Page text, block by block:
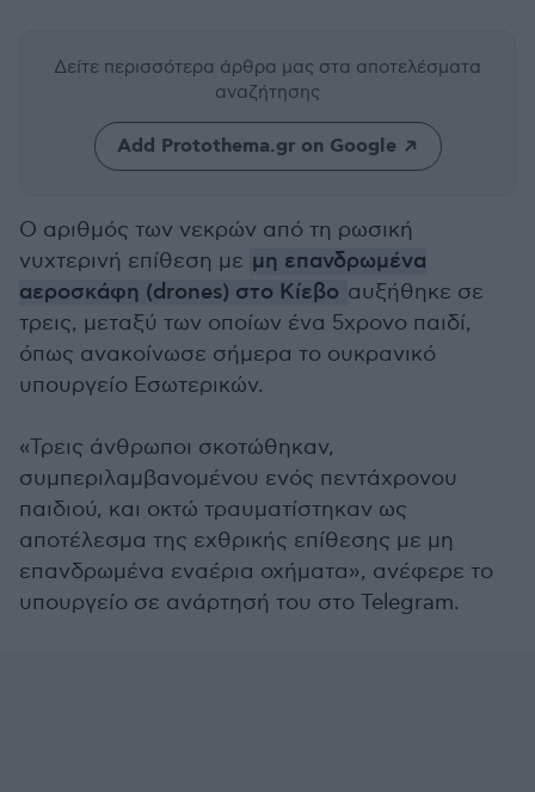
Δείτε περισσότερα άρθρα μας στα αποτελέσματα
αναζήτησης
Add Protothema.gr on Google
Ο αριθμός των νεκρών από τη ρωσική
νυχτερινή επίθεση με μη επανδρωμένα
αεροσκάφη (drones) στο Κίεβο αυξήθηκε σε
τρεις, μεταξύ των οποίων ένα 5χρονο παιδί,
όπως ανακοίνωσε σήμερα το ουκρανικό
υπουργείο Εσωτερικών.
«Τρεις άνθρωποι σκοτώθηκαν,
συμπεριλαμβανομένου ενός πεντάχρονου
παιδιού, και οκτώ τραυματίστηκαν ως
αποτέλεσμα της εχθρικής επίθεσης με μη
επανδρωμένα εναέρια οχήματα», ανέφερε το
υπουργείο σε ανάρτησή του στο Telegram.